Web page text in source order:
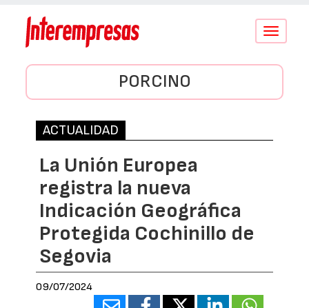
Conmutar
PORCINO
ACTUALIDAD
La Unión Europea
registra la nueva
Indicación Geográfica
Protegida Cochinillo de
Segovia
09/07/2024